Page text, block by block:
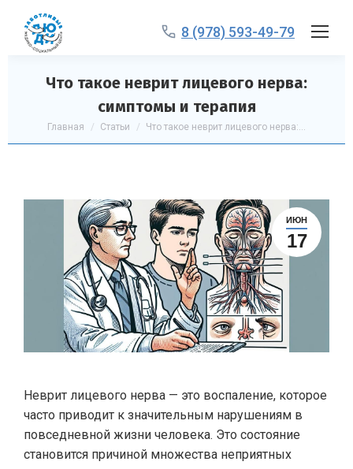
8 (978) 593-49-79
Что такое неврит лицевого нерва:
симптомы и терапия
Вы здесь:
Главная Статьи Что такое неврит лицевого нерва:…
ИЮН
17
Неврит лицевого нерва — это воспаление, которое
часто приводит к значительным нарушениям в
повседневной жизни человека. Это состояние
становится причиной множества неприятных